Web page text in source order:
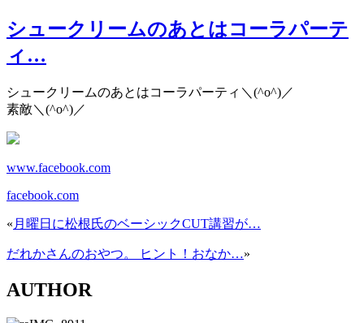
シュークリームのあとはコーラパーテ
ィ…
シュークリームのあとはコーラパーティ＼(^o^)／
素敵＼(^o^)／
www.facebook.com
facebook.com
« 月曜日に松根氏のベーシックCUT講習が…
だれかさんのおやつ。 ヒント！おなか…»
AUTHOR